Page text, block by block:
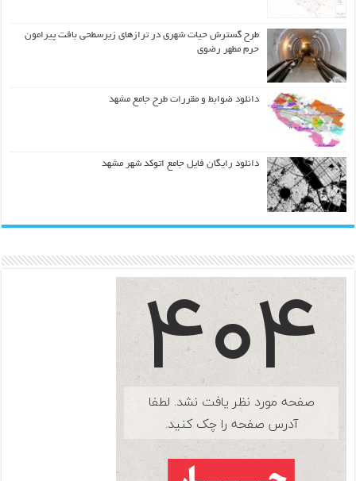
طرح گسترش حیات شهري در ترازهاي زیرسطحی بافت پیرامون
حرم مطهر رضوي
دانلود ضوابط و مقررات طرح جامع مشهد
دانلود رایگان فایل جامع اتوکد شهر مشهد